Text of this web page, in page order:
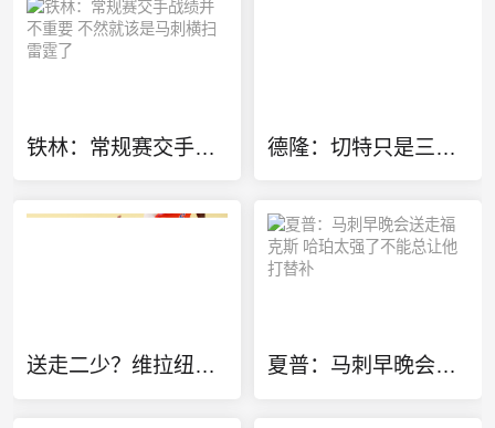
铁林：常规赛交手战绩并不重要 不然就该是马刺横扫雷霆了 德隆：切特只是三当家 若能换字母哥雷霆GM肯定会送走他
送走二少？维拉纽瓦：雷霆该用切特+多特+杰伦威去换字母哥 夏普：马刺早晚会送走福克斯 哈珀太强了不能总让他打替补